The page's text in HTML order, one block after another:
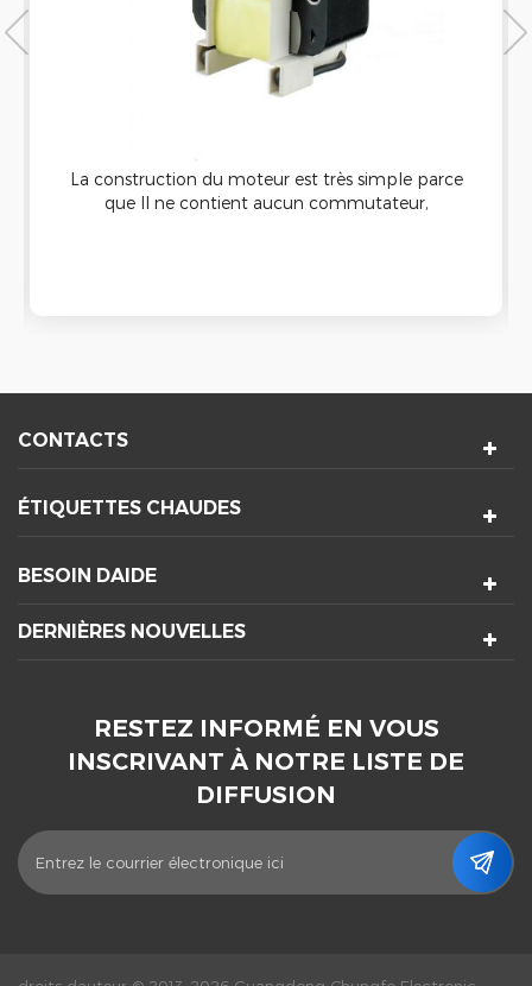
La construction du moteur est très simple parce
que Il ne contient aucun commutateur,
CONTACTS
ÉTIQUETTES CHAUDES
BESOIN DAIDE
DERNIÈRES NOUVELLES
RESTEZ INFORMÉ EN VOUS
INSCRIVANT À NOTRE LISTE DE
DIFFUSION